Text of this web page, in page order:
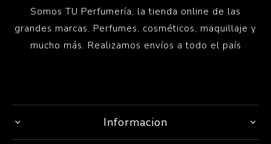
Somos TU Perfumería, la tienda online de las
grandes marcas. Perfumes, cosméticos, maquillaje y
mucho más. Realizamos envíos a todo el país
Informacion